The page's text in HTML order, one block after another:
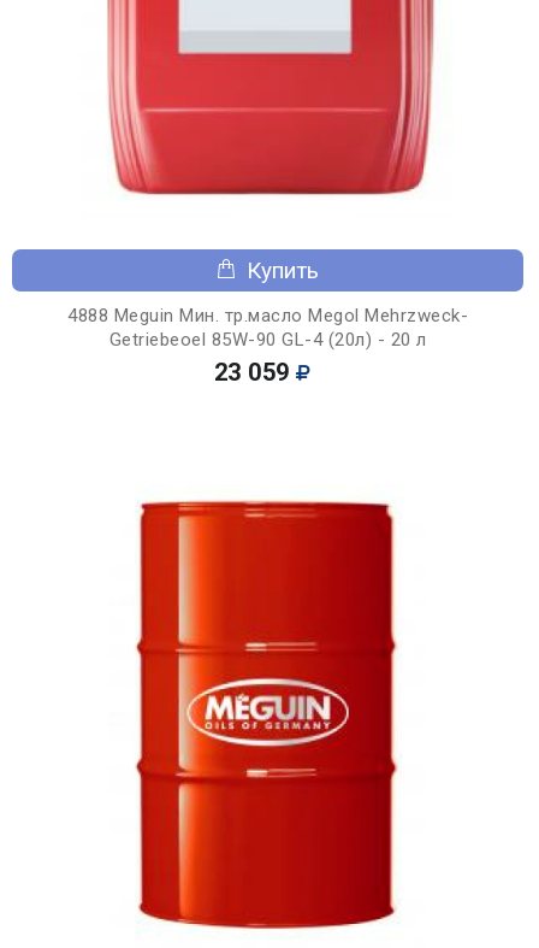
Купить
4888 Meguin Мин. тр.масло Megol Mehrzweck-
Getriebeoel 85W-90 GL-4 (20л) - 20 л
23 059